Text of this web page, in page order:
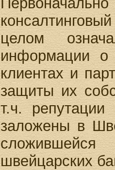
целом
информации о
клиентах и
защиты их
т.ч.
заложены в
швейцарских